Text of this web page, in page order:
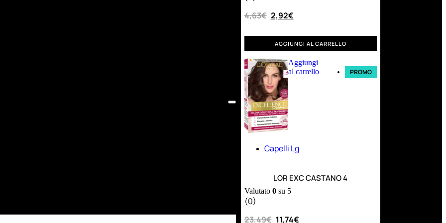
4,63€ 2,92€
AGGIUNGI AL CARRELLO
Aggiungi
al carrello
PROMO
Capelli Lg
LOR EXC CASTANO 4
Valutato 0su 5
(0)
23,49€ 11,74€